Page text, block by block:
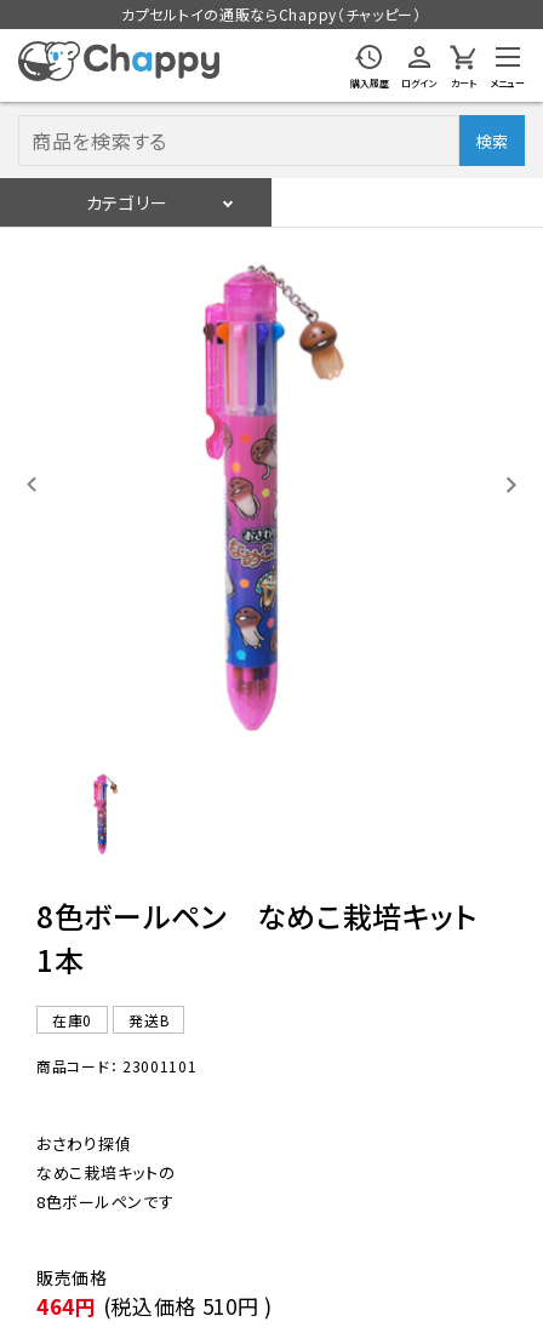
カプセルトイの通販ならChappy（チャッピー）
購入履歴 ログイン カート メニュー
検索
カテゴリー
入荷スケジュールをチェック
カプセルトイマシン本体
販促用カプセルトイ
06-6282-7659
8色ボールペン なめこ栽培キット
1本
在庫0 発送B
商品コード： 23001101
おさわり探偵
なめこ栽培キットの
8色ボールペンです
464円 (税込価格 510円 )